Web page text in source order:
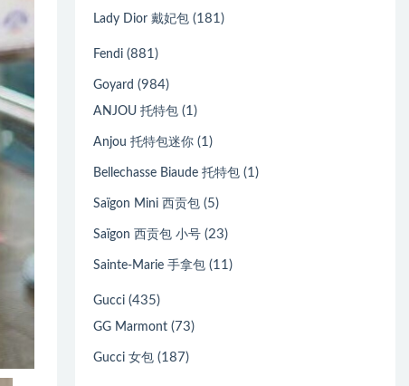
Lady Dior 戴妃包 (181)
Fendi (881)
Goyard (984)
ANJOU 托特包 (1)
Anjou 托特包迷你 (1)
Bellechasse Biaude 托特包 (1)
Saïgon Mini 西贡包 (5)
Saïgon 西贡包 小号 (23)
Sainte-Marie 手拿包 (11)
Gucci (435)
GG Marmont (73)
Gucci 女包 (187)